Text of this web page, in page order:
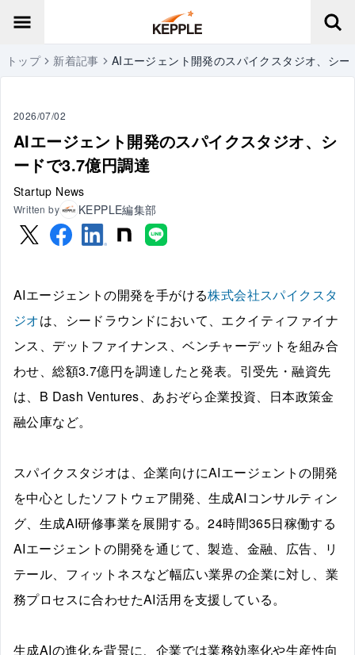
トップ 新着記事 AIエージェント開発のスパイクスタジオ、シ
2026/07/02
AIエージェント開発のスパイクスタジオ、シ
ードで3.7億円調達
Startup News
Written by KEPPLE編集部
AIエージェントの開発を手がける株式会社スパイクスタ
ジオは、シードラウンドにおいて、エクイティファイナ
ンス、デットファイナンス、ベンチャーデットを組み合
わせ、総額3.7億円を調達したと発表。引受先・融資先
は、B Dash Ventures、あおぞら企業投資、日本政策金
融公庫など。
スパイクスタジオは、企業向けにAIエージェントの開発
を中心としたソフトウェア開発、生成AIコンサルティン
グ、生成AI研修事業を展開する。24時間365日稼働する
AIエージェントの開発を通じて、製造、金融、広告、リ
テール、フィットネスなど幅広い業界の企業に対し、業
務プロセスに合わせたAI活用を支援している。
生成AIの進化を背景に、企業では業務効率化や生産性向